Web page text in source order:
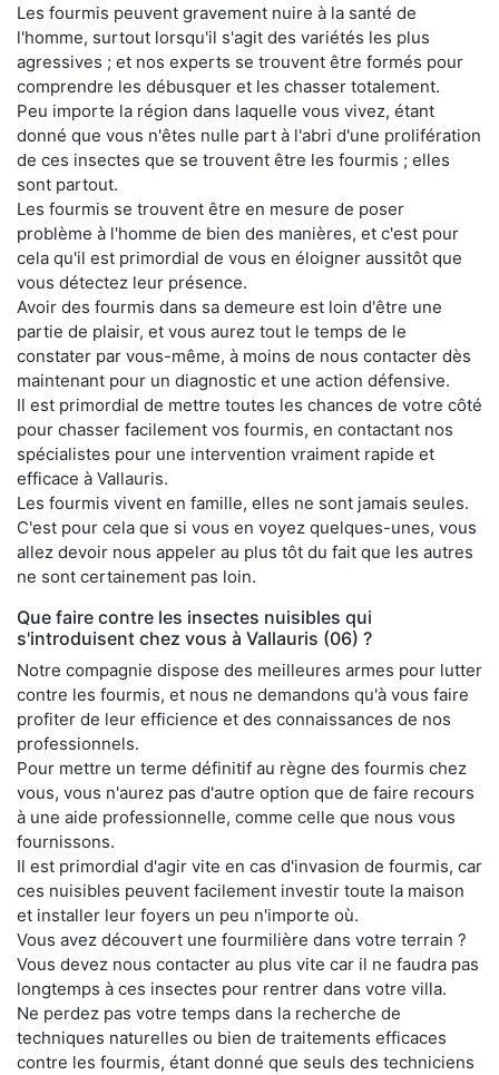
Les fourmis peuvent gravement nuire à la santé de
l'homme, surtout lorsqu'il s'agit des variétés les plus
agressives ; et nos experts se trouvent être formés pour
comprendre les débusquer et les chasser totalement.
Peu importe la région dans laquelle vous vivez, étant
donné que vous n'êtes nulle part à l'abri d'une prolifération
de ces insectes que se trouvent être les fourmis ; elles
sont partout.
Les fourmis se trouvent être en mesure de poser
problème à l'homme de bien des manières, et c'est pour
cela qu'il est primordial de vous en éloigner aussitôt que
vous détectez leur présence.
Avoir des fourmis dans sa demeure est loin d'être une
partie de plaisir, et vous aurez tout le temps de le
constater par vous-même, à moins de nous contacter dès
maintenant pour un diagnostic et une action défensive.
Il est primordial de mettre toutes les chances de votre côté
pour chasser facilement vos fourmis, en contactant nos
spécialistes pour une intervention vraiment rapide et
efficace à Vallauris.
Les fourmis vivent en famille, elles ne sont jamais seules.
C'est pour cela que si vous en voyez quelques-unes, vous
allez devoir nous appeler au plus tôt du fait que les autres
ne sont certainement pas loin.
Que faire contre les insectes nuisibles qui
s'introduisent chez vous à Vallauris (06) ?
Notre compagnie dispose des meilleures armes pour lutter
contre les fourmis, et nous ne demandons qu'à vous faire
profiter de leur efficience et des connaissances de nos
professionnels.
Pour mettre un terme définitif au règne des fourmis chez
vous, vous n'aurez pas d'autre option que de faire recours
à une aide professionnelle, comme celle que nous vous
fournissons.
Il est primordial d'agir vite en cas d'invasion de fourmis, car
ces nuisibles peuvent facilement investir toute la maison
et installer leur foyers un peu n'importe où.
Vous avez découvert une fourmilière dans votre terrain ?
Vous devez nous contacter au plus vite car il ne faudra pas
longtemps à ces insectes pour rentrer dans votre villa.
Ne perdez pas votre temps dans la recherche de
techniques naturelles ou bien de traitements efficaces
contre les fourmis, étant donné que seuls des techniciens